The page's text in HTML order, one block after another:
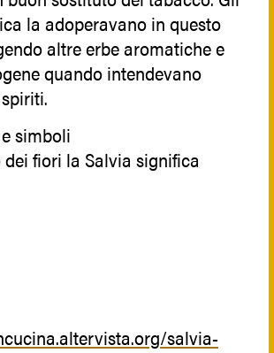
la adoperavano in questo
altre erbe aromatiche e
quando intendevano
simboli
fiori la Salvia significa
salvia-